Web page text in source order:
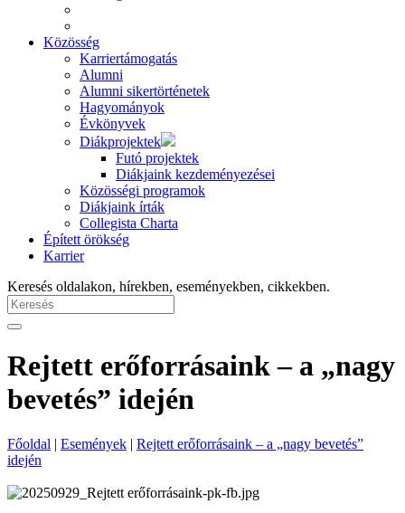
Közösség
Karriertámogatás
Alumni
Alumni sikertörténetek
Hagyományok
Évkönyvek
Diákprojektek
Futó projektek
Diákjaink kezdeményezései
Közösségi programok
Diákjaink írták
Collegista Charta
Épített örökség
Karrier
Keresés oldalakon, hírekben, eseményekben, cikkekben.
Rejtett erőforrásaink – a „nagy
bevetés” idején
Főoldal | Események | Rejtett erőforrásaink – a „nagy bevetés”
idején